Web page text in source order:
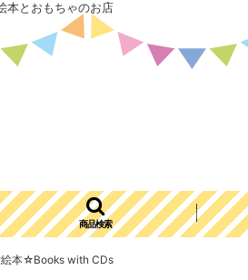
とおもちゃのお店
商品検索
本☆Books with CDs